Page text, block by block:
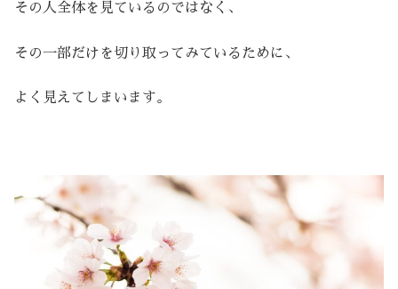
その人全体を見ているのではなく、
その一部だけを切り取ってみているために、
よく見えてしまいます。